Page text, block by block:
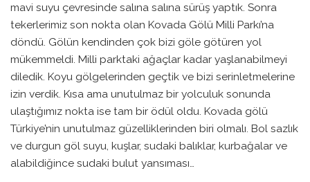
mavi suyu çevresinde salına salına sürüş yaptık. Sonra
tekerlerimiz son nokta olan Kovada Gölü Milli Parkı’na
döndü. Gölün kendinden çok bizi göle götüren yol
mükemmeldi. Milli parktaki ağaçlar kadar yaşlanabilmeyi
diledik. Koyu gölgelerinden geçtik ve bizi serinletmelerine
izin verdik. Kısa ama unutulmaz bir yolculuk sonunda
ulaştığımız nokta ise tam bir ödül oldu. Kovada gölü
Türkiye’nin unutulmaz güzelliklerinden biri olmalı. Bol sazlık
ve durgun göl suyu, kuşlar, sudaki balıklar, kurbağalar ve
alabildiğince sudaki bulut yansıması…